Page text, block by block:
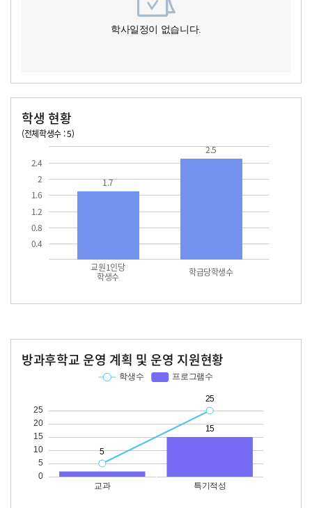
학사일정이 없습니다.
학생 현황
(전체학생수 : 5)
0.4
0.8
1.2
1.6
2
2.4
교원1인당
학생수 학급당학생수
1.7
2.5
방과후학교 운영 계획 및 운영 지원현황